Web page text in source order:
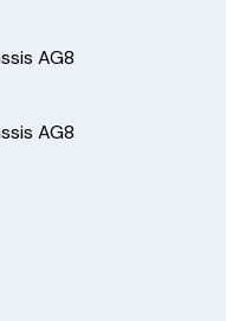
AG8
AG8